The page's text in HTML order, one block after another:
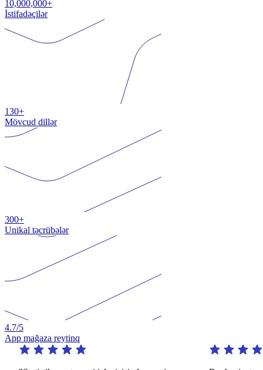
10,000,000+
İstifadəçilər
130+
Mövcud dillər
300+
Unikal təcrübələr
4.7/5
App mağaza reytinq